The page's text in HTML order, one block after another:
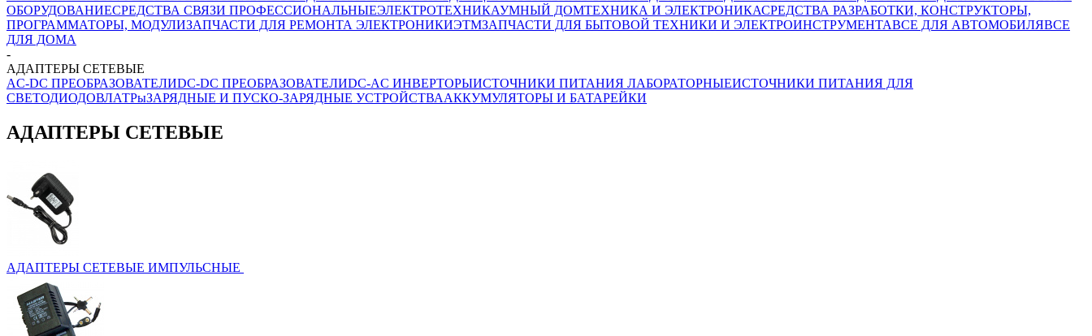
ОБОРУДОВАНИЕСРЕДСТВА СВЯЗИ ПРОФЕССИОНАЛЬНЫЕЭЛЕКТРОТЕХНИКАУМНЫЙ ДОМТЕХНИКА И ЭЛЕКТРОНИКАСРЕДСТВА РАЗРАБОТКИ, КОНСТРУКТОРЫ,
ПРОГРАММАТОРЫ, МОДУЛИЗАПЧАСТИ ДЛЯ РЕМОНТА ЭЛЕКТРОНИКИЭТМЗАПЧАСТИ ДЛЯ БЫТОВОЙ ТЕХНИКИ И ЭЛЕКТРОИНСТРУМЕНТАВСЕ ДЛЯ АВТОМОБИЛЯВСЕ
ДЛЯ ДОМА
-
АДАПТЕРЫ СЕТЕВЫЕ
AC-DC ПРЕОБРАЗОВАТЕЛИDC-DC ПРЕОБРАЗОВАТЕЛИDC-AC ИНВЕРТОРЫИСТОЧНИКИ ПИТАНИЯ ЛАБОРАТОРНЫЕИСТОЧНИКИ ПИТАНИЯ ДЛЯ
СВЕТОДИОДОВЛАТРыЗАРЯДНЫЕ И ПУСКО-ЗАРЯДНЫЕ УСТРОЙСТВААККУМУЛЯТОРЫ И БАТАРЕЙКИ
АДАПТЕРЫ СЕТЕВЫЕ
АДАПТЕРЫ СЕТЕВЫЕ ИМПУЛЬСНЫЕ